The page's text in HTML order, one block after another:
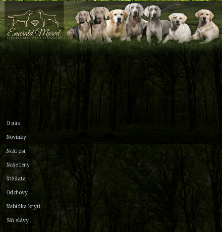
O nás
Novinky
Naši psi
Naše feny
Štěňata
Odchovy
Nabídka krytí
Síň slávy